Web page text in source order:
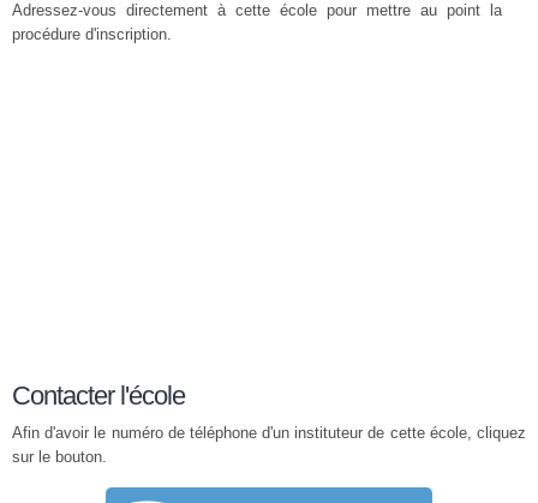
Adressez-vous directement à cette école pour mettre au point la
procédure d'inscription.
Contacter l'école
Afin d'avoir le numéro de téléphone d'un instituteur de cette école, cliquez
sur le bouton.